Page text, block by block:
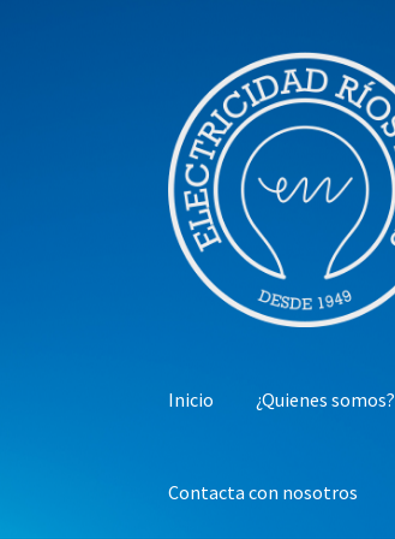
la
navegación
contenido
Inicio ¿Quienes somos?
Contacta con nosotros